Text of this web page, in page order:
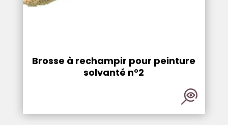
Brosse à rechampir pour peinture
solvanté n°2